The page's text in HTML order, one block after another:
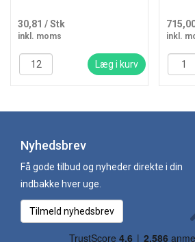
30,81 / Stk
inkl. moms
Læg i kurv
inkl.
Nyhedsbrev
Få gode tilbud og nyheder direkte i din
indbakke hver uge.
Tilmeld nyhedsbrev